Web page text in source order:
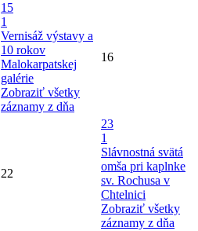
15
1
Vernisáž výstavy a
10 rokov
Malokarpatskej
galérie
Zobraziť všetky
záznamy z dňa
16
22
23
1
Slávnostná svätá
omša pri kaplnke
sv. Rochusa v
Chtelnici
Zobraziť všetky
záznamy z dňa